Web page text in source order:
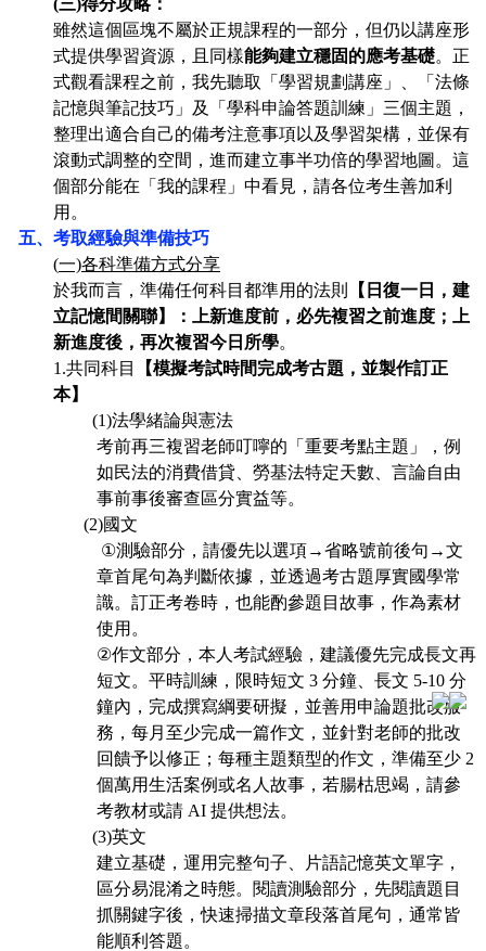
(三)得分攻略：
雖然這個區塊不屬於正規課程的一部分，但仍以講座形
式提供學習資源，且 同樣能夠建立穩固的應考基礎。正
式觀看課程之前，我先聽取「學習規劃講座」、「法條
記憶與筆記技巧」及「學科申論答題訓練」三個主題，
整理出適合自己的備考注意事項以及學習架構，並保有
滾動式調整的空間，進而建立事半功倍的學習地圖。這
個部分能在「我的課程」中看見，請各位考生善加利
用。
五、考取經驗與準備技巧
(一)各科準備方式分享
於我而言， 準備任何科目都準用的法則
【日復一日，建
立記憶間關聯】：上新進度前，必先複習之前進度；上
新進度後，再次複習今日所學。
1.共同科目 【模擬考試時間完成考古題 ， 並製作訂正
本】
(1)法學緒論與憲法
考前再三複習老師叮嚀的「重要考點主題」，例
如民法的消費借貸、勞基法特定天數
言論自由
事前事後審查區分實益等。
(2)國文
①測驗部分，請優先以選項→省略號前後句 →文
章首尾句為判斷依據，並透過考古題厚實國學常
識。訂正考卷時，也能酌參題目故事，作為素材
使用。
②作文部分，本人考試經驗，建議優先完成長文再
短文。平時訓練，限時短文 3 分鐘、長文 5-10 分
鐘內，完成撰寫綱要研擬，並善用申論題批改服
務，每月至少完成一篇作文，並針對老師的批改
回饋予以修正；每種主題類型的作文，準備至少 2
個萬用生活案例或名人故事，若腸枯思竭，請參
考教材或請 AI 提供想法。
(3)英文
建立基礎，運用完整句子
片語記憶英文單字，
區分易混淆之時態。閱讀測驗部分，先閱讀題目
抓關鍵字後，快速掃描文章段落首尾句，通常皆
能順利答題。